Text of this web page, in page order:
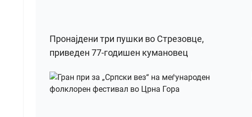
Пронајдени три пушки во Стрезовце,
приведен 77-годишен кумановец